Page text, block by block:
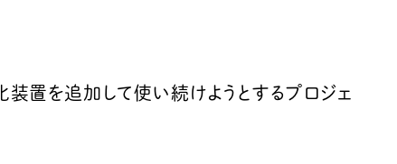
置を追加して使い続けようとするプロジェ